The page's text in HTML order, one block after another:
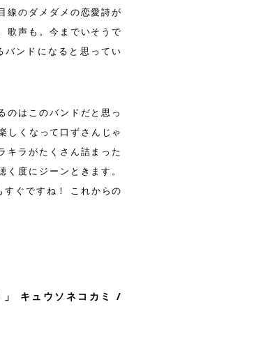
線のダメダメの恋愛詩が
歌声も。今までいそうで
バンドになると思ってい
のはこのバンドだと思っ
しくなって口ずさんじゃ
キラがたくさん詰まった
度にジーンときます。
すぐですね！ これからの
キュウソネコカミ /